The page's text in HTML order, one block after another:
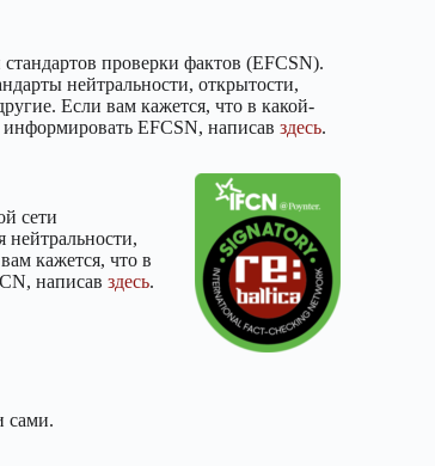
проверки фактов (EFCSN).
нейтральности, открытости,
Если вам кажется, что в какой-
EFCSN, написав здесь.
сети
кажется, что в
написав здесь.
сами.